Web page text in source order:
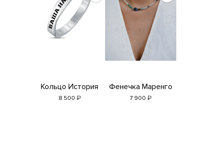
Кольцо История
8 500 ₽
Фенечка Маренго
7 900 ₽